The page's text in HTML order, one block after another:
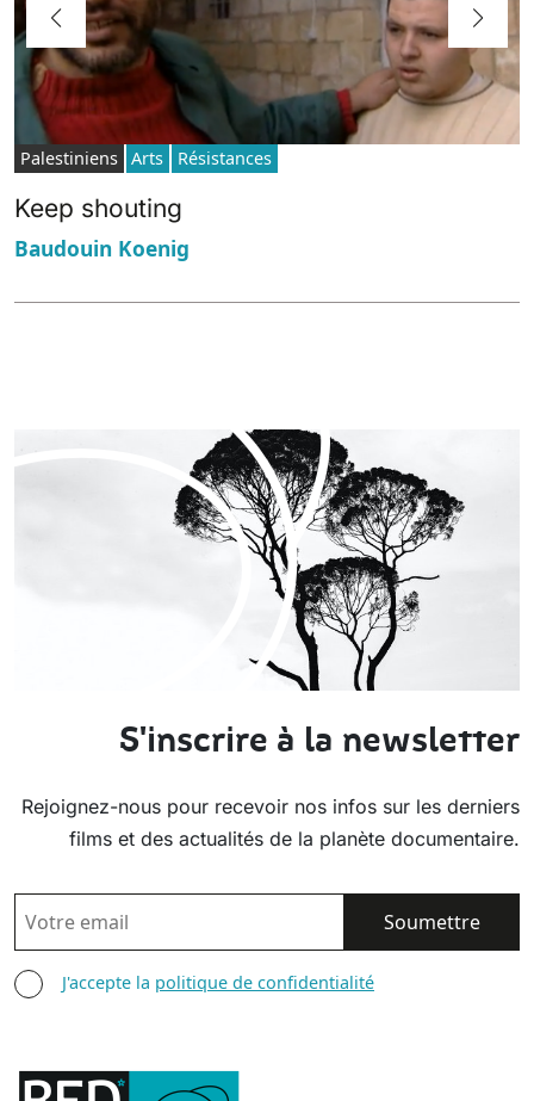
Palestiniens Arts Résistances
Keep shouting
Baudouin Koenig
S'inscrire à la newsletter
Rejoignez-nous pour recevoir nos infos sur les derniers
films et des actualités de la planète documentaire.
EMAIL
AGREE TERMS
J'accepte la politique de confidentialité